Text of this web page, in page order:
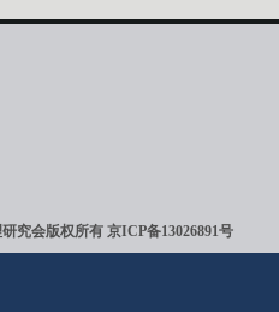
究会版权所有 京ICP备13026891号